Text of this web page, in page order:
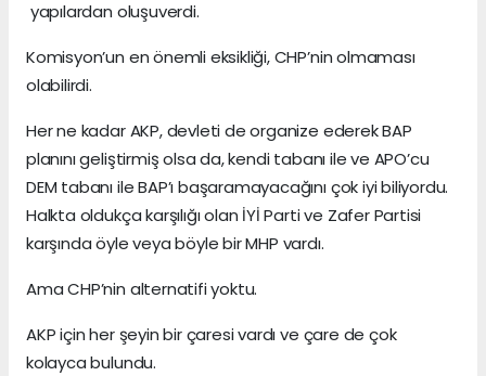
yapılardan oluşuverdi.
Komisyon’un en önemli eksikliği, CHP’nin olmaması
olabilirdi.
Her ne kadar AKP, devleti de organize ederek BAP
planını geliştirmiş olsa da, kendi tabanı ile ve APO’cu
DEM tabanı ile BAP’ı başaramayacağını çok iyi biliyordu.
Halkta oldukça karşılığı olan İYİ Parti ve Zafer Partisi
karşında öyle veya böyle bir MHP vardı.
Ama CHP’nin alternatifi yoktu.
AKP için her şeyin bir çaresi vardı ve çare de çok
kolayca bulundu.